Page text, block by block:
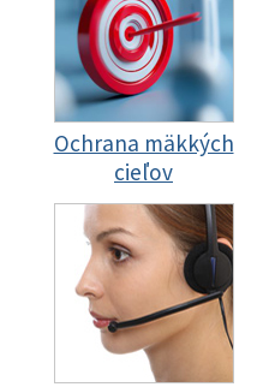
Ochrana mäkkých
cieľov